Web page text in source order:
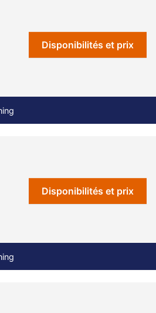
Disponibilités et prix
Disponibilités et prix